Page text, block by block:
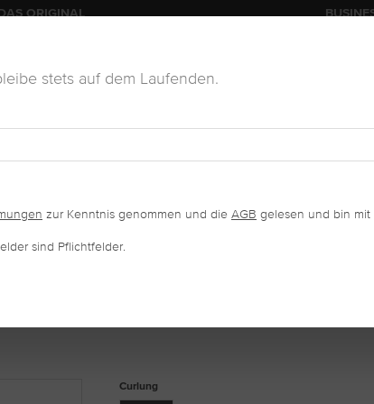
ORIGINAL
C-CURL
Curlung
stets auf dem Laufenden.
zur Kenntnis genommen und die AGB gelesen und bin mit
sind Pflichtfelder.